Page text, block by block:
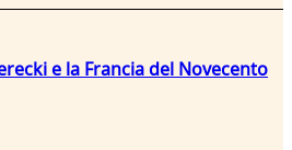
e la Francia del Novecento